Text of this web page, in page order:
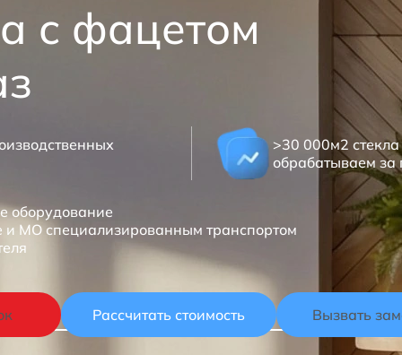
с фацетом
>30 000м2
обрабатываем за
оборудование
и МО специализированным транспортом
Рассчитать стоимость Вызвать